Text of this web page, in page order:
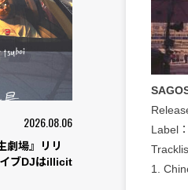
2026.08.06
劇場』リリ
ブDJはillicit
Label
1.